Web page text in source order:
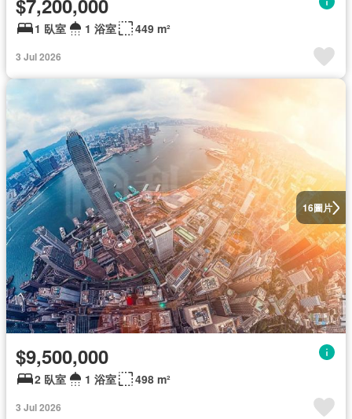
$7,200,000
1 臥室 1 浴室 449 m²
3 Jul 2026
16圖片
$9,500,000
2 臥室 1 浴室 498 m²
3 Jul 2026